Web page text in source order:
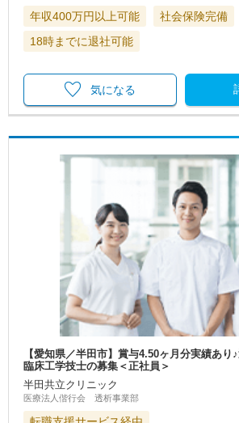
年収400万円以上可能
社会保険完備
18時までに退社可能
気になる
【愛知県／半田市】賞与4.50ヶ月分実績あり
臨床工学技士の募集＜正社員＞
半田共立クリニック
医療法人偕行会 透析事業部